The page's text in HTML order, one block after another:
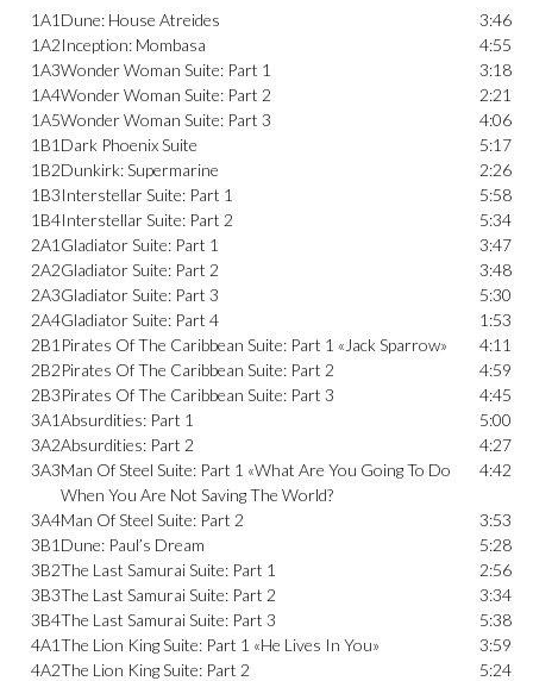
1A1 Dune: House Atreides
3:46
1A2Inception: Mombasa
4:55
1A3Wonder Woman Suite: Part 1
3:18
1A4Wonder Woman Suite: Part 2
2:21
1A5Wonder Woman Suite: Part 3
4:06
1B1 Dark Phoenix Suite
5:17
1B2Dunkirk: Supermarine
2:26
1B3Interstellar Suite: Part 1
5:58
1B4Interstellar Suite: Part 2
5:34
2A1 Gladiator Suite: Part 1
3:47
2A2Gladiator Suite: Part 2
3:48
2A3Gladiator Suite: Part 3
5:30
2A4Gladiator Suite: Part 4
1:53
2B1 Pirates Of The Caribbean Suite: Part 1 «Jack Sparrow»
4:11
2B2Pirates Of The Caribbean Suite: Part 2
4:59
2B3Pirates Of The Caribbean Suite: Part 3
4:45
3A1Absurdities: Part 1
5:00
3A2Absurdities: Part 2
4:27
3A3Man Of Steel Suite: Part 1 «What Are You Going To Do
When You Are Not Saving The World?
4:42
3A4Man Of Steel Suite: Part 2
3:53
3B1 Dune: Paul’s Dream
5:28
3B2The Last Samurai Suite: Part 1
2:56
3B3The Last Samurai Suite: Part 2
3:34
3B4The Last Samurai Suite: Part 3
5:38
4A1The Lion King Suite: Part 1 «He Lives In You»
3:59
4A2The Lion King Suite: Part 2
5:24